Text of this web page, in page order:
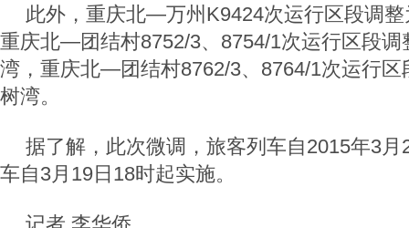
此外，重庆北—万州K9424次运行区段调
重庆北—团结村8752/3、8754/1次运行区段
湾，重庆北—团结村8762/3、8764/1次运行
树湾。
据了解，此次微调，旅客列车自2015年3
车自3月19日18时起实施。